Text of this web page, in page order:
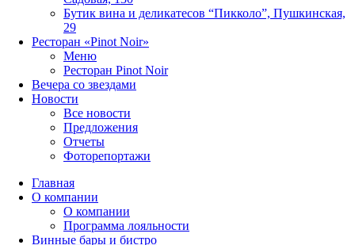
Бутик вина и деликатесов “Пикколо”, Пушкинская,
29
Ресторан «Pinot Noir»
Меню
Ресторан Pinot Noir
Вечера со звездами
Новости
Все новости
Предложения
Отчеты
Фоторепортажи
Главная
О компании
О компании
Программа лояльности
Винные бары и бистро